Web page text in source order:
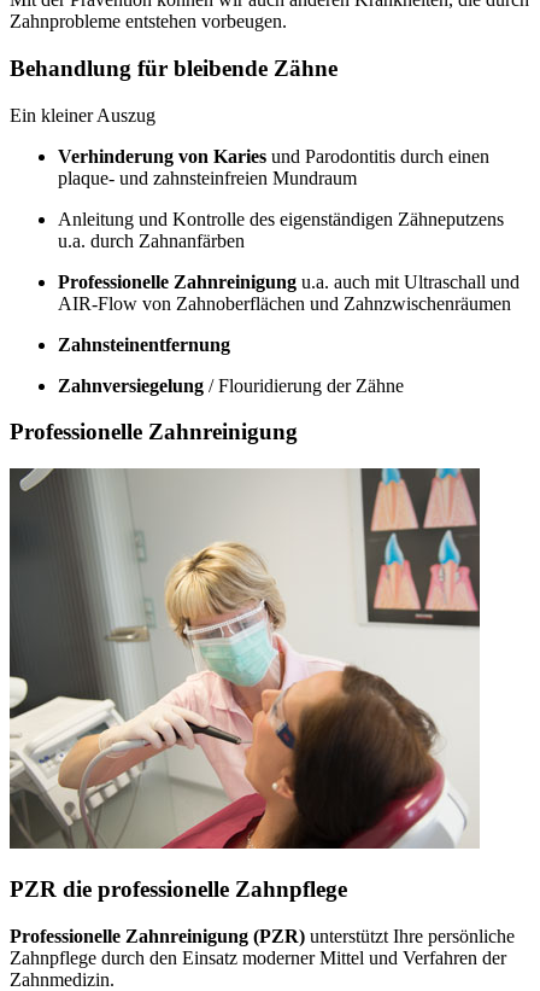
Zahnprobleme entstehen vorbeugen.
Behandlung für bleibende Zähne
Ein kleiner Auszug
Verhinderung von Karies und Parodontitis durch einen
plaque- und zahnsteinfreien Mundraum
Anleitung und Kontrolle des eigenständigen Zähneputzens
u.a. durch Zahnanfärben
Professionelle Zahnreinigung u.a. auch mit Ultraschall und
AIR-Flow von Zahnoberflächen und Zahnzwischenräumen
Zahnsteinentfernung
Zahnversiegelung / Flouridierung der Zähne
Professionelle Zahnreinigung
PZR die professionelle Zahnpflege
Professionelle Zahnreinigung (PZR) unterstützt Ihre persönliche
Zahnpflege durch den Einsatz moderner Mittel und Verfahren der
Zahnmedizin.